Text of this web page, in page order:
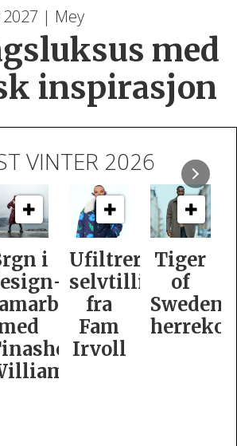
2027 | Mey
med
inspirasjon
VINTER 2026
i
Ufiltrert
selvtillit
fra
Fam
Irvoll
Tiger
of
Swedens